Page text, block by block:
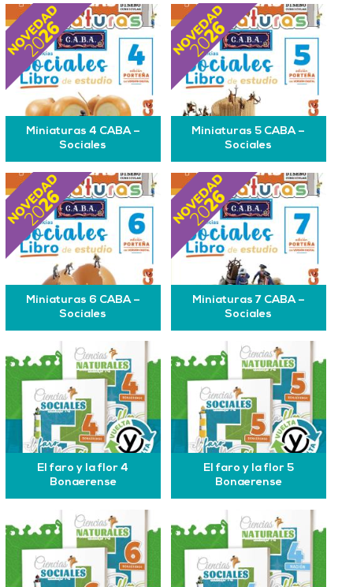
Miniaturas 4 CABA –
Sociales
Miniaturas 5 CABA –
Sociales
Miniaturas 6 CABA –
Sociales
Miniaturas 7 CABA –
Sociales
El faro y la flor 4
Bonaerense
El faro y la flor 5
Bonaerense